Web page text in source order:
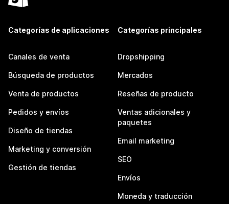
Categorías de aplicaciones
Canales de venta
Búsqueda de productos
Venta de productos
Pedidos y envíos
Diseño de tiendas
Marketing y conversión
Gestión de tiendas
Categorías principales
Dropshipping
Mercados
Reseñas de producto
Ventas adicionales y
paquetes
Email marketing
SEO
Envíos
Moneda y traducción